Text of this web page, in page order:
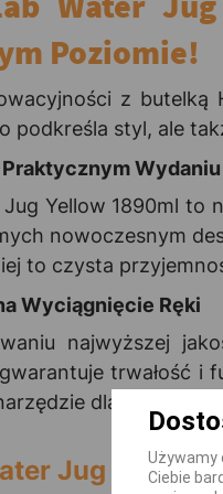
Poziomie!
z
podkreśla styl, ale
Praktycznym Wydaniu
Jug Yellow 1890ml
nowoczesnym
to czysta
Wyciągnięcie Ręki
najwyższej
trwałość i
dla każdego,
Jug Yellow
Używamy
Ciebie